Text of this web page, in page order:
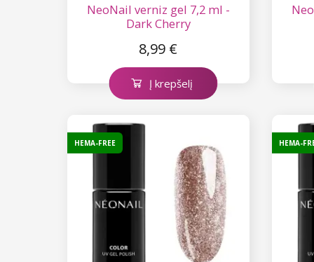
NeoNail verniz gel 7,2 ml -
Dark Cherry
8,99 €
Į krepšelį
HEMA-FREE HEMA-